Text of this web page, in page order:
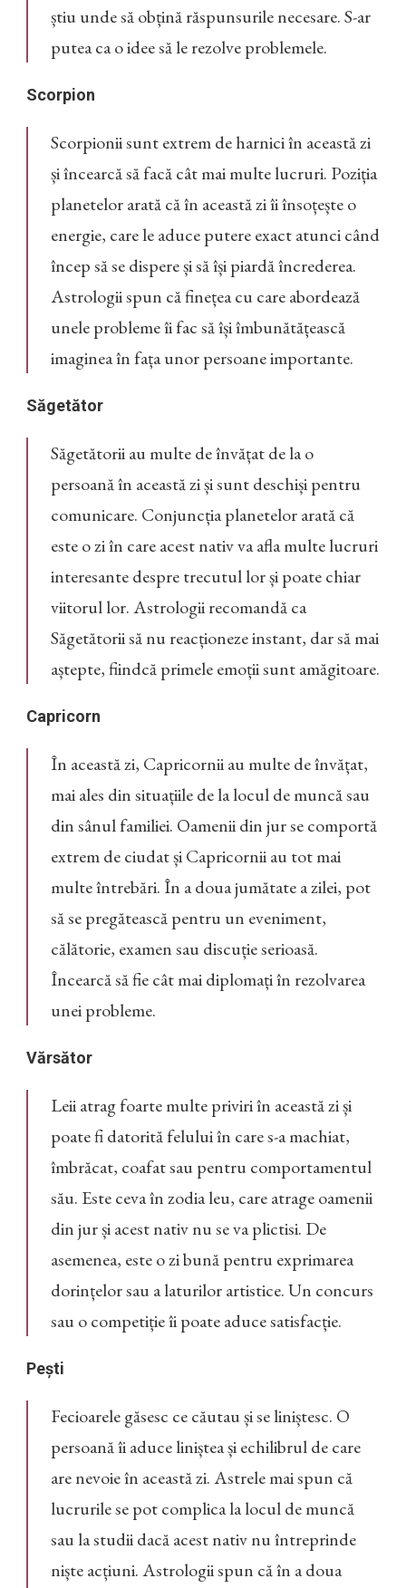
știu unde să obțină răspunsurile necesare. S-ar
putea ca o idee să le rezolve problemele.
Scorpion
Scorpionii sunt extrem de harnici în această zi
și încearcă să facă cât mai multe lucruri. Poziția
planetelor arată că în această zi îi însoțește o
energie, care le aduce putere exact atunci când
încep să se dispere și să își piardă încrederea.
Astrologii spun că finețea cu care abordează
unele probleme îi fac să își îmbunătățească
imaginea în fața unor persoane importante.
Săgetător
Săgetătorii au multe de învățat de la o
persoană în această zi și sunt deschiși pentru
comunicare. Conjuncția planetelor arată că
este o zi în care acest nativ va afla multe lucruri
interesante despre trecutul lor și poate chiar
viitorul lor. Astrologii recomandă ca
Săgetătorii să nu reacționeze instant, dar să mai
aștepte, fiindcă primele emoții sunt amăgitoare.
Capricorn
În această zi, Capricornii au multe de învățat,
mai ales din situațiile de la locul de muncă sau
din sânul familiei. Oamenii din jur se comportă
extrem de ciudat și Capricornii au tot mai
multe întrebări. În a doua jumătate a zilei, pot
să se pregătească pentru un eveniment,
călătorie, examen sau discuție serioasă.
Încearcă să fie cât mai diplomați în rezolvarea
unei probleme.
Vărsător
Leii atrag foarte multe priviri în această zi și
poate fi datorită felului în care s-a machiat,
îmbrăcat, coafat sau pentru comportamentul
său. Este ceva în zodia leu, care atrage oamenii
din jur și acest nativ nu se va plictisi. De
asemenea, este o zi bună pentru exprimarea
dorințelor sau a laturilor artistice. Un concurs
sau o competiție îi poate aduce satisfacție.
Pești
Fecioarele găsesc ce căutau și se liniștesc. O
persoană îi aduce liniștea și echilibrul de care
are nevoie în această zi. Astrele mai spun că
lucrurile se pot complica la locul de muncă
sau la studii dacă acest nativ nu întreprinde
niște acțiuni. Astrologii spun că în a doua